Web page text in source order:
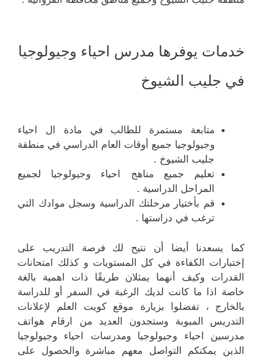
خدمات يوفرها مدرس احياء وجيولوجيا
في جليب الشيوخ
متابعة مستمرة للطالب في مادة ال احياء
وجيولوجيا جميع أوقات العام الدراسي في منطقة
جليب الشيوخ .
تعليم جميع مناهج احياء وجيولوجيا لجميع
المراحل الدراسية .
قم بأختيار مرحلتك الدراسية وسجل موادك التي
ترغب في دراستها .
كما يسعدنا أيضا أن نتيح لك فرصة التدريب على
إختبارات الكفاءة في كل المستويات و كذلك امتحانات
القدرات وكيف أنهما يمثلان طريقًا ذات اهمية بالغة
خاصة اذا ما كانت لديك الرغبة في السفر أو للدراسة
بالخارج ، تفضلوا بزيارة موقع كويت العلم لإعلانات
التدريس المبوبة وستجدون العديد من ارقام هواتف
مدرسين احياء وجيولوجيا ومدرسات احياء وجيولوجيا
الذين يمكنكم التواصل معهم مباشرة والحصول على